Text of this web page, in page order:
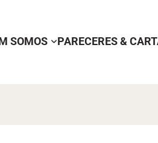
SOMOS PARECERES &